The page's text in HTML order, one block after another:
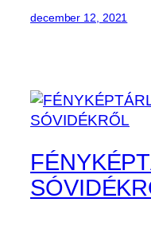
december 12, 2021